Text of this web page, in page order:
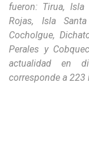
fueron: Tirua, Isla
Rojas, Isla
Cocholgue,
Perales y
actualidad en
corresponde a 223